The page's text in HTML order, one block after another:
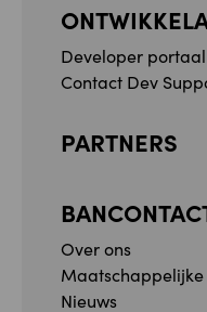
Developer portaal
Contact Dev
PARTNERS
Over ons
Nieuws